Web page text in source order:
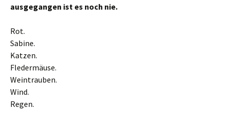
ausgegangen ist es noch nie.
Rot.
Sabine.
Katzen.
Fledermäuse.
Weintrauben.
Wind.
Regen.